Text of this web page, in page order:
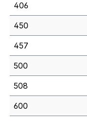
406
450
457
500
508
600